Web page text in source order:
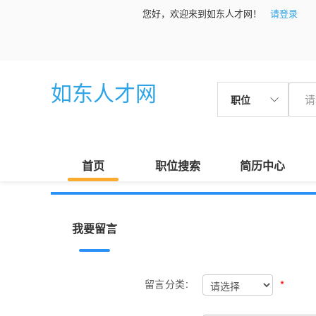
您好，欢迎来到如东人才网！ 请登录
如东人才网 职位
首页 职位搜索 简历中心
我要留言
留言分类: *